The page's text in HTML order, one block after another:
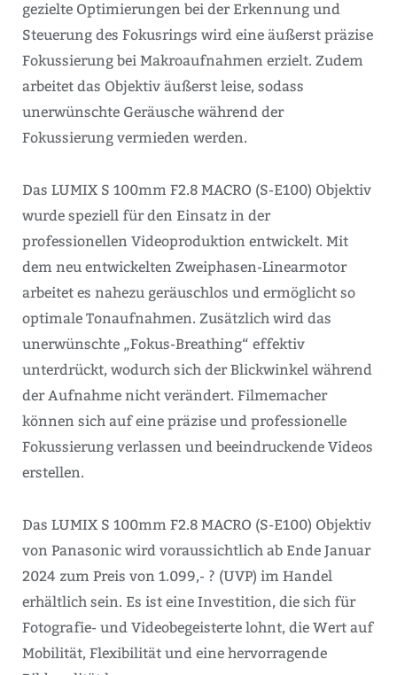
gezielte Optimierungen bei der Erkennung und
Steuerung des Fokusrings wird eine äußerst präzise
Fokussierung bei Makroaufnahmen erzielt. Zudem
arbeitet das Objektiv äußerst leise, sodass
unerwünschte Geräusche während der
Fokussierung vermieden werden.
Das LUMIX S 100mm F2.8 MACRO (S-E100) Objektiv
wurde speziell für den Einsatz in der
professionellen Videoproduktion entwickelt. Mit
dem neu entwickelten Zweiphasen-Linearmotor
arbeitet es nahezu geräuschlos und ermöglicht so
optimale Tonaufnahmen. Zusätzlich wird das
unerwünschte „Fokus-Breathing“ effektiv
unterdrückt, wodurch sich der Blickwinkel während
der Aufnahme nicht verändert. Filmemacher
können sich auf eine präzise und professionelle
Fokussierung verlassen und beeindruckende Videos
erstellen.
Das LUMIX S 100mm F2.8 MACRO (S-E100) Objektiv
von Panasonic wird voraussichtlich ab Ende Januar
2024 zum Preis von 1.099,- ? (UVP) im Handel
erhältlich sein. Es ist eine Investition, die sich für
Fotografie- und Videobegeisterte lohnt, die Wert auf
Mobilität, Flexibilität und eine hervorragende